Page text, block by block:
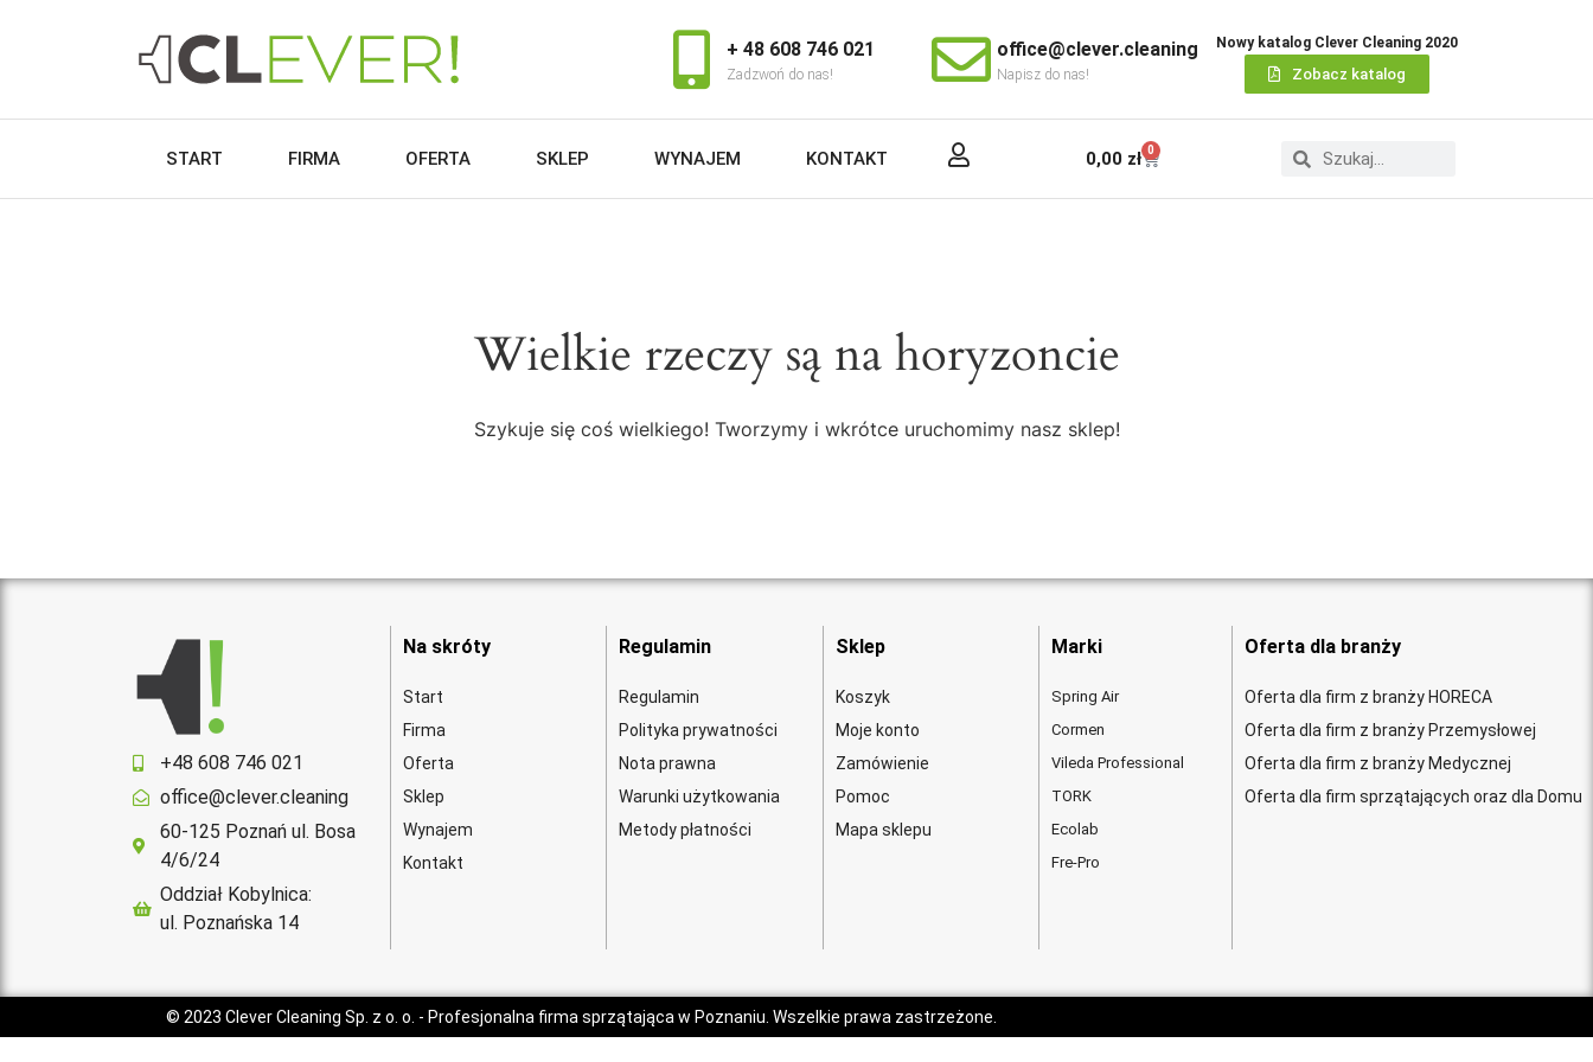
+ 48 608 746 021
Zadzwoń do nas!
office@clever.cleaning
Napisz do nas!
Nowy katalog Clever Cleaning 2020
Zobacz katalog
START FIRMA OFERTA SKLEP WYNAJEM KONTAKT 0,00 zł 0
Wielkie rzeczy są na horyzoncie
Szykuje się coś wielkiego! Tworzymy i wkrótce uruchomimy nasz sklep!
+48 608 746 021
office@clever.cleaning
60-125 Poznań ul. Bosa
4/6/24
Oddział Kobylnica:
ul. Poznańska 14
Na skróty
Start
Firma
Oferta
Sklep
Wynajem
Kontakt
Regulamin
Regulamin
Polityka prywatności
Nota prawna
Warunki użytkowania
Metody płatności
Sklep
Koszyk
Moje konto
Zamówienie
Pomoc
Mapa sklepu
Marki
Spring Air
Cormen
Vileda Professional
TORK
Ecolab
Fre-Pro
Oferta dla branży
Oferta dla firm z branży HORECA
Oferta dla firm z branży Przemysłowej
Oferta dla firm z branży Medycznej
Oferta dla firm sprzątających oraz dla Domu
© 2023 Clever Cleaning Sp. z o. o. - Profesjonalna firma sprzątająca w Poznaniu. Wszelkie prawa zastrzeżone.